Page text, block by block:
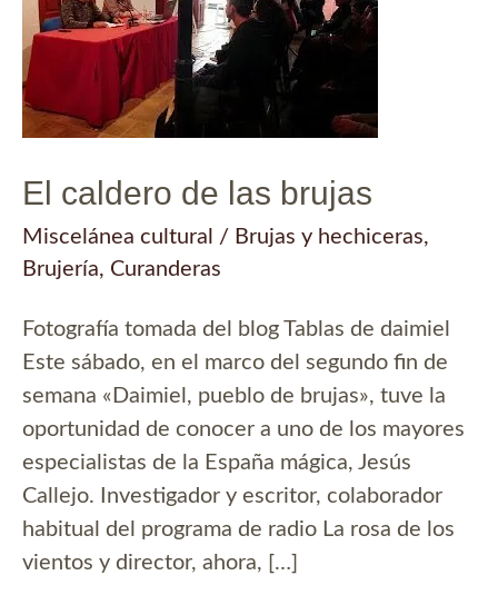
El caldero de las brujas
Miscelánea cultural / Brujas y hechiceras,
Brujería, Curanderas
Fotografía tomada del blog Tablas de daimiel
Este sábado, en el marco del segundo fin de
semana «Daimiel, pueblo de brujas», tuve la
oportunidad de conocer a uno de los mayores
especialistas de la España mágica, Jesús
Callejo. Investigador y escritor, colaborador
habitual del programa de radio La rosa de los
vientos y director, ahora, […]